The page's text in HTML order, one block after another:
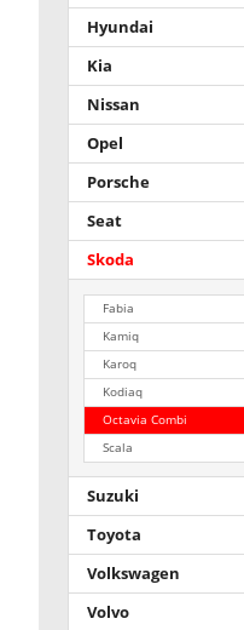
Hyundai
Kia
Nissan
Opel
Porsche
Seat
Skoda
Fabia
Kamiq
Karoq
Kodiaq
Octavia Combi
Scala
Suzuki
Toyota
Volkswagen
Volvo